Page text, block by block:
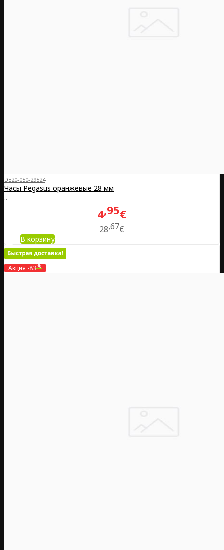
DE20-050-29524
Часы Pegasus оранжевые 28 мм
..
4 95€
28 67€
В корзину
Акция -83%